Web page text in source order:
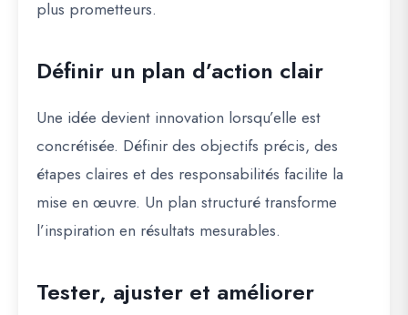
plus prometteurs.
Définir un plan d’action clair
Une idée devient innovation lorsqu’elle est
concrétisée. Définir des objectifs précis, des
étapes claires et des responsabilités facilite la
mise en œuvre. Un plan structuré transforme
l’inspiration en résultats mesurables.
Tester, ajuster et améliorer